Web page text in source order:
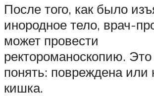
После того, как было
инородное тело, врач-
может провести
ректороманоскопию. Это
понять: повреждена или
кишка.